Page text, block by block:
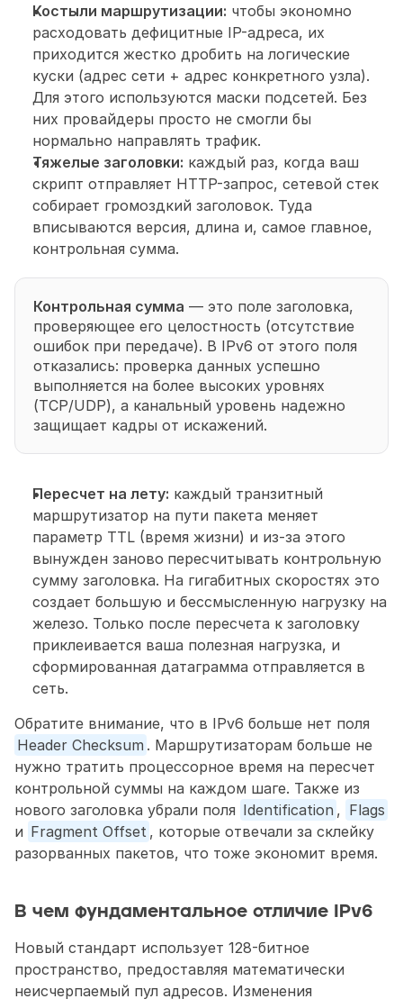
Костыли маршрутизации: чтобы экономно
расходовать дефицитные IP-адреса, их
приходится жестко дробить на логические
куски (адрес сети + адрес конкретного узла).
Для этого используются маски подсетей. Без
них провайдеры просто не смогли бы
нормально направлять трафик.
Тяжелые заголовки: каждый раз, когда ваш
скрипт отправляет HTTP-запрос, сетевой стек
собирает громоздкий заголовок. Туда
вписываются версия, длина и, самое главное,
контрольная сумма.
Контрольная сумма — это поле заголовка,
проверяющее его целостность (отсутствие
ошибок при передаче). В IPv6 от этого поля
отказались: проверка данных успешно
выполняется на более высоких уровнях
(TCP/UDP), а канальный уровень надежно
защищает кадры от искажений.
Пересчет на лету: каждый транзитный
маршрутизатор на пути пакета меняет
параметр TTL (время жизни) и из-за этого
вынужден заново пересчитывать контрольную
сумму заголовка. На гигабитных скоростях это
создает большую и бессмысленную нагрузку на
железо. Только после пересчета к заголовку
приклеивается ваша полезная нагрузка, и
сформированная датаграмма отправляется в
сеть.
Header Checksum . Маршрутизаторам больше не
нужно тратить процессорное время на пересчет
контрольной суммы на каждом шаге. Также из
нового заголовка убрали поля Identification , Flags
и Fragment Offset , которые отвечали за склейку
разорванных пакетов, что тоже экономит время.
В чем фундаментальное отличие IPv6
Новый стандарт использует 128-битное
пространство, предоставляя математически
неисчерпаемый пул адресов. Изменения